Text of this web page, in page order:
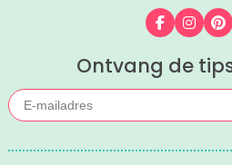
Volg ons
Volg
Ontvang de